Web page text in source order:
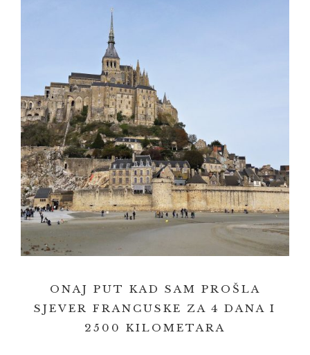
ONAJ PUT KAD SAM PROŠLA
SJEVER FRANCUSKE ZA 4 DANA I
2500 KILOMETARA